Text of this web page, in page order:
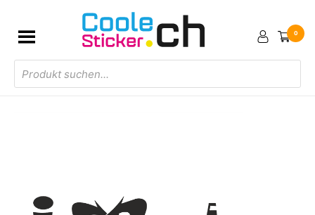
Products
search
0